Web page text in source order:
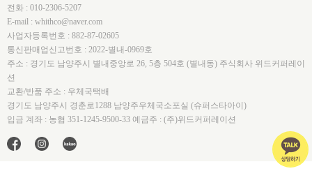
전화 : 010-2306-5207
E-mail : whithco@naver.com
사업자등록번호 : 882-87-02605
통신판매업신고번호 : 2022-별내-0969호
주소 : 경기도 남양주시 별내중앙로 26, 5층 504호 (별내동) 주식회사 위드커퍼레이
션
교환/반품 주소 : 우체국택배
경기도 남양주시 경춘로1288 남양주우체국소포실 (슈퍼스타아이)
입금 계좌 : 농협 351-1245-9500-33 예금주 : (주)위드커퍼레이션